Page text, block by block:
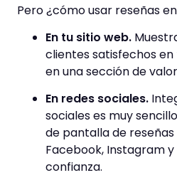
Pero ¿cómo usar reseñas
En tu sitio web.
clientes satisfechos en
en una sección de
En redes sociales.
sociales es muy
de pantalla de
Facebook, Instagram
confianza.